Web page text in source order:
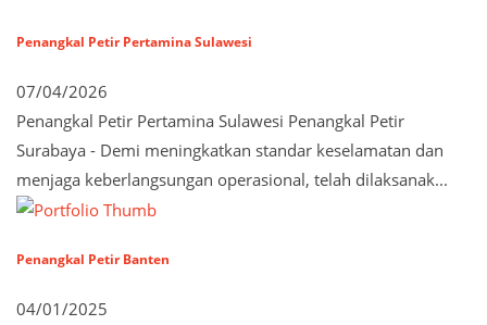
Penangkal Petir Pertamina Sulawesi
07/04/2026
Penangkal Petir Pertamina Sulawesi Penangkal Petir
Surabaya - Demi meningkatkan standar keselamatan dan
menjaga keberlangsungan operasional, telah dilaksanak...
Penangkal Petir Banten
04/01/2025